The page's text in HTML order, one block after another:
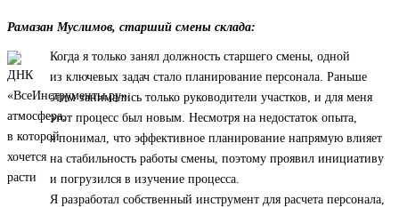
Рамазан Муслимов, старший смены склада:
Когда я только занял должность старшего смены, одной
из ключевых задач стало планирование персонала. Раньше
этим занимались только руководители участков, и для меня
этот процесс был новым. Несмотря на недостаток опыта,
я понимал, что эффективное планирование напрямую влияет
на стабильность работы смены, поэтому проявил инициативу
и погрузился в изучение процесса.
Я разработал собственный инструмент для расчета персонала,